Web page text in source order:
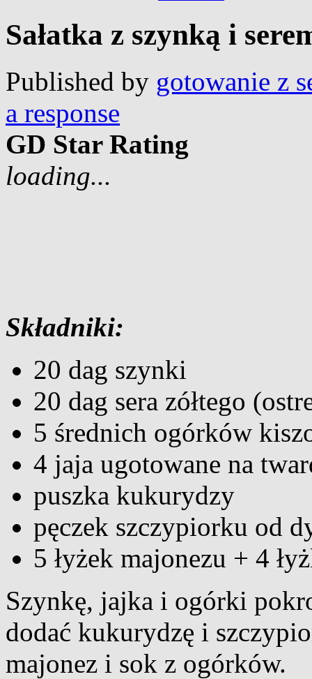
Sałatka z szynką i
Published by gotowanie z
a response
GD Star Rating
loading...
Składniki:
20 dag szynki
20 dag sera zółtego
5 średnich ogórków
4 jaja ugotowane na
puszka kukurydzy
pęczek szczypiorku od
5 łyżek majonezu + 4
Szynkę, jajka i ogórki
dodać kukurydzę i
majonez i sok z ogórków.